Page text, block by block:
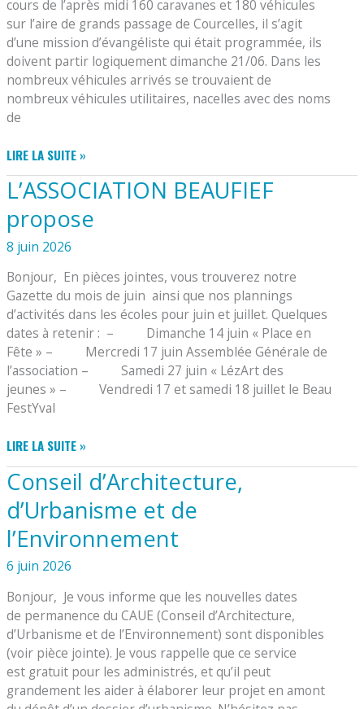
cours de l’après midi 160 caravanes et 180 véhicules
sur l’aire de grands passage de Courcelles, il s’agit
d’une mission d’évangéliste qui était programmée, ils
doivent partir logiquement dimanche 21/06. Dans les
nombreux véhicules arrivés se trouvaient de
nombreux véhicules utilitaires, nacelles avec des noms
de
ALERTE
À
LIRE LA SUITE »
L’ASSOCIATION BEAUFIEF
propose
8 juin 2026
Bonjour, En pièces jointes, vous trouverez notre
Gazette du mois de juin ainsi que nos plannings
d’activités dans les écoles pour juin et juillet. Quelques
dates à retenir : – Dimanche 14 juin « Place en
Fête » – Mercredi 17 juin Assemblée Générale de
l’association – Samedi 27 juin « LézArt des
jeunes » – Vendredi 17 et samedi 18 juillet le Beau
FestYval
L’ASSOCIATION
BEAUFIEF
PROPOSE
LIRE LA SUITE »
Conseil d’Architecture,
d’Urbanisme et de
l’Environnement
6 juin 2026
Bonjour, Je vous informe que les nouvelles dates
de permanence du CAUE (Conseil d’Architecture,
d’Urbanisme et de l’Environnement) sont disponibles
(voir pièce jointe). Je vous rappelle que ce service
est gratuit pour les administrés, et qu’il peut
grandement les aider à élaborer leur projet en amont